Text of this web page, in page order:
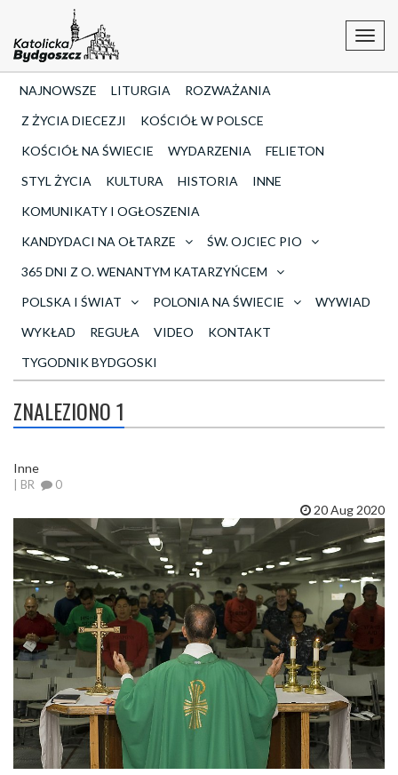
NAJNOWSZE LITURGIA
ROZWAŻANIA
Z ŻYCIA DIECEZJI
KOŚCIÓŁ W POLSCE
KOŚCIÓŁ NA ŚWIECIE
WYDARZENIA
FELIETON
STYL ŻYCIA
KULTURA HISTORIA
INNE
KOMUNIKATY I OGŁOSZENIA
KANDYDACI NA OŁTARZE
ŚW. OJCIEC PIO
365 DNI Z O. WENANTYM KATARZYŃCEM
POLSKA I ŚWIAT
POLONIA NA ŚWIECIE
WYWIAD
WYKŁAD
REGUŁA VIDEO
KONTAKT
TYGODNIK BYDGOSKI
ZNALEZIONO 1
Inne
| BR 0
20 Aug 2020